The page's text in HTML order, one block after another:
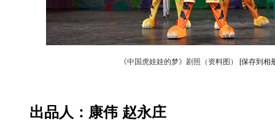
《中国虎娃娃的梦》剧照（资料图） [保存到相
出品人：康伟 赵永庄